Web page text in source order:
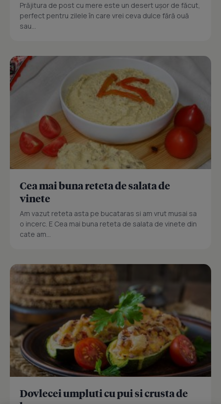
Prăjitura de post cu mere este un desert ușor de făcut,
perfect pentru zilele în care vrei ceva dulce fără ouă
sau...
Cea mai buna reteta de salata de
vinete
Am vazut reteta asta pe bucataras si am vrut musai sa
o incerc. E Cea mai buna reteta de salata de vinete din
cate am...
Dovlecei umpluti cu pui si crusta de